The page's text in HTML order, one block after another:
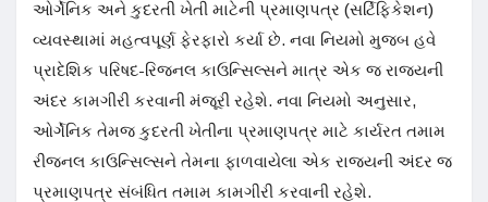
ઓર્ગેનિક અને કુદરતી ખેતી માટેની પ્રમાણપત્ર (સર્ટિફિકેશન)
વ્યવસ્થામાં મહત્વપૂર્ણ ફેરફારો કર્યા છે. નવા નિયમો મુજબ હવે
પ્રાદેશિક પરિષદ-રિજનલ કાઉન્સિલ્સને માત્ર એક જ રાજ્યની
અંદર કામગીરી કરવાની મંજૂરી રહેશે. નવા નિયમો અનુસાર,
ઓર્ગેનિક તેમજ કુદરતી ખેતીના પ્રમાણપત્ર માટે કાર્યરત તમામ
રીજનલ કાઉન્સિલ્સને તેમના ફાળવાયેલા એક રાજ્યની અંદર જ
પ્રમાણપત્ર સંબંધિત તમામ કામગીરી કરવાની રહેશે.